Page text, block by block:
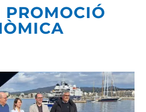
PROMOCIÓ